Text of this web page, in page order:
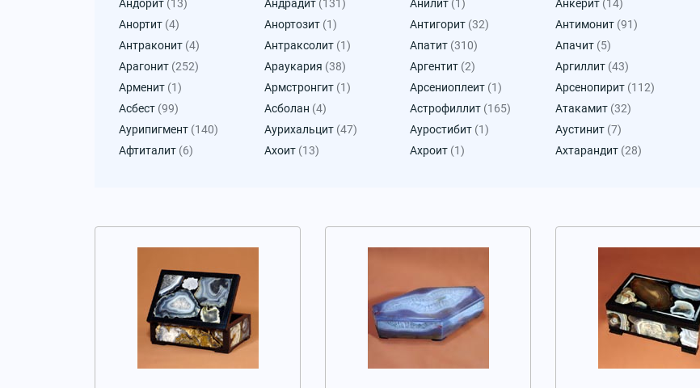
Андорит (13) Андрадит (131) Анилит (1) Анкерит (14)
Анортит (4) Анортозит (1) Антигорит (32) Антимонит (91)
Антраконит (4) Антраксолит (1) Апатит (310) Апачит (5)
Арагонит (252) Араукария (38) Аргентит (2) Аргиллит (43)
Арменит (1) Армстронгит (1) Арсениоплеит (1) Арсенопирит (112)
Асбест (99) Асболан (4) Астрофиллит (165) Атакамит (32)
Аурипигмент (140) Аурихальцит (47) Ауростибит (1) Аустинит (7)
Афтиталит (6) Ахоит (13) Ахроит (1) Ахтарандит (28)